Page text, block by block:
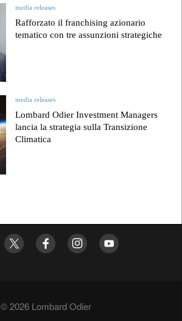
media releases
Rafforzato il franchising azionario
tematico con tre assunzioni strategiche
media releases
Lombard Odier Investment Managers
lancia la strategia sulla Transizione
Climatica
© 2026 Lombard Odier